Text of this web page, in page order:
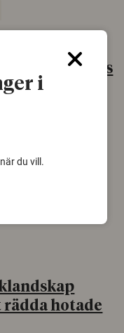
var Sveriges
trodde var en
spår av romerskt
rädda hotade
i
du vill.